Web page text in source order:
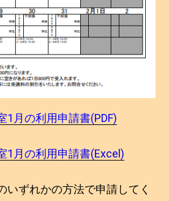
1月の利用申請書(PDF)
1月の利用申請書(Excel)
ずれかの方法で申請してく